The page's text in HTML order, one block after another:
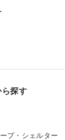
ら探す
プ・シェルター